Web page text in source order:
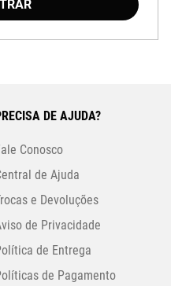
DE AJUDA?
Conosco
de Ajuda
e Devoluções
de Privacidade
de Entrega
de Pagamento